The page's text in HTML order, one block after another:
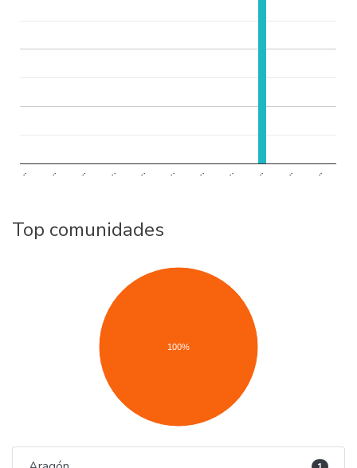
.. .. .. .. .. .. .. .. .. .. ..
Top comunidades
100%